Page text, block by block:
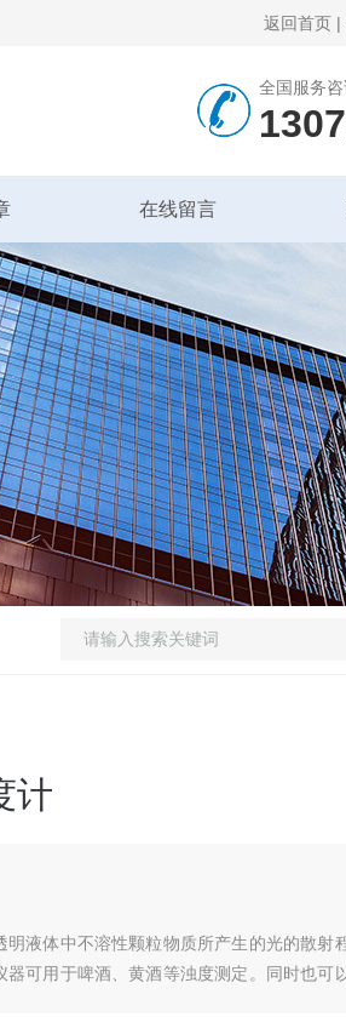
返回首页 |
全国服务咨
在线留言
计
明液体中不溶性颗粒物质所产生的光的散射
可用于啤酒、黄酒等浊度测定。同时也可